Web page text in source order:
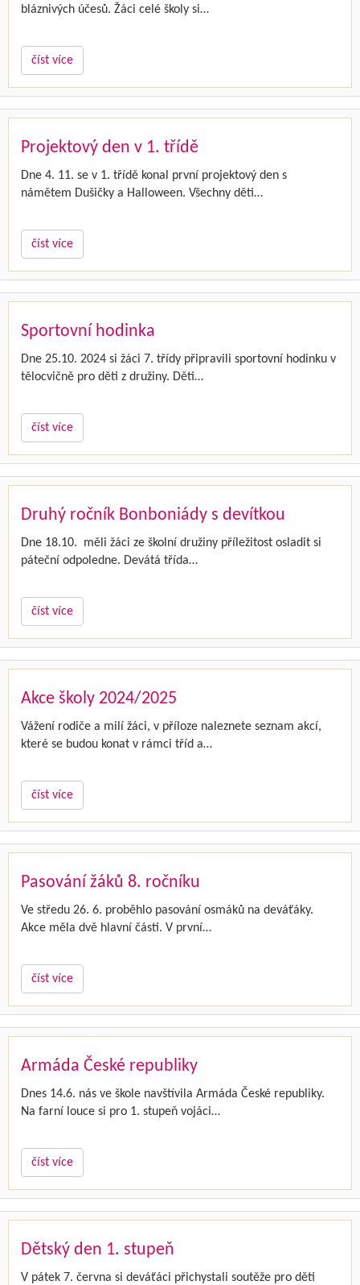
bláznivých účesů. Žáci celé školy si…
číst více
Projektový den v 1. třídě
Dne 4. 11. se v 1. třídě konal první projektový den s
námětem Dušičky a Halloween. Všechny děti…
číst více
Sportovní hodinka
Dne 25.10. 2024 si žáci 7. třídy připravili sportovní hodinku v
tělocvičně pro děti z družiny. Děti…
číst více
Druhý ročník Bonboniády s devítkou
Dne 18.10. měli žáci ze školní družiny příležitost osladit si
páteční odpoledne. Devátá třída…
číst více
Akce školy 2024/2025
Vážení rodiče a milí žáci, v příloze naleznete seznam akcí,
které se budou konat v rámci tříd a…
číst více
Pasování žáků 8. ročníku
Ve středu 26. 6. proběhlo pasování osmáků na deváťáky.
Akce měla dvě hlavní části. V první…
číst více
Armáda České republiky
Dnes 14.6. nás ve škole navštívila Armáda České republiky.
Na farní louce si pro 1. stupeň vojáci…
číst více
Dětský den 1. stupeň
V pátek 7. června si deváťáci přichystali soutěže pro děti